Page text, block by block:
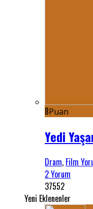
8Puan
Yedi
Dram, Film
2 Yorum
37552
Yeni Eklenenler